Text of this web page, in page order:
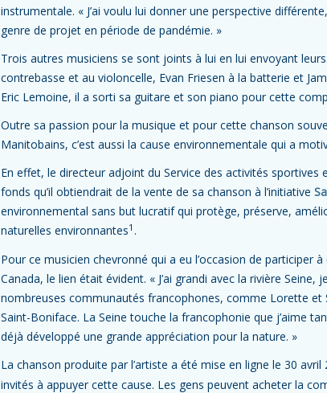
instrumentale. « J’ai voulu lui donner une perspective
genre de projet en période de pandémie. »
Trois autres musiciens se sont joints à lui en lui envoyant
contrebasse et au violoncelle, Evan Friesen à la batterie et
Eric Lemoine, il a sorti sa guitare et son piano pour cette
Outre sa passion pour la musique et pour cette chanson
Manitobains, c’est aussi la cause environnementale qui a
En effet, le directeur adjoint du Service des activités sportives
fonds qu’il obtiendrait de la vente de sa chanson à l’initiative
environnemental sans but lucratif qui protège, préserve,
naturelles environnantes1 .
Pour ce musicien chevronné qui a eu l’occasion de participer
Canada, le lien était évident. « J’ai grandi avec la rivière
nombreuses communautés francophones, comme Lorette et
Saint-Boniface. La Seine touche la francophonie que j’aime
déjà développé une grande appréciation pour la nature. »
La chanson produite par l’artiste a été mise en ligne le 30
invités à appuyer cette cause. Les gens peuvent acheter la